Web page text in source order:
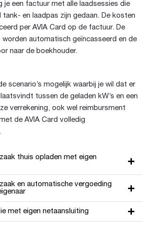
je een factuur met alle laadsessies die
tank- en laadpas zijn gedaan. De kosten
per AVIA Card op de factuur. De
automatisch geïncasseerd en de
naar de boekhouder.
scenario’s mogelijk waarbij je wil dat er
tussen de geladen kW’s en een
verrekening, ook wel reimbursment
de AVIA Card volledig
thuis opladen met eigen
en automatische vergoeding
met eigen netaansluiting